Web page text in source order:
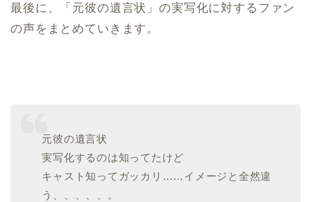
最後に、「元彼の遺言状」の実写化に対するファン
の声をまとめていきます。
元彼の遺言状
実写化するのは知ってたけど
キャスト知ってガッカリ……イメージと全然違
う、、、、、。